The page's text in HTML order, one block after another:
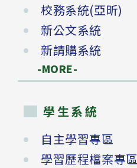
校務系統(亞昕)
新公文系統
新請購系統
-MORE-
學生系統
自主學習專區
學習歷程檔案專區